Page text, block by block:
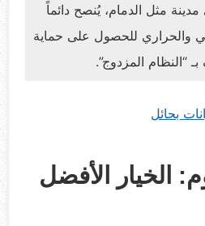
مثل الدمام، يُنصح دائماً
والحراري للحصول على حماية
“النظام المزدوج”.
بحائل
الخيار الأفضل